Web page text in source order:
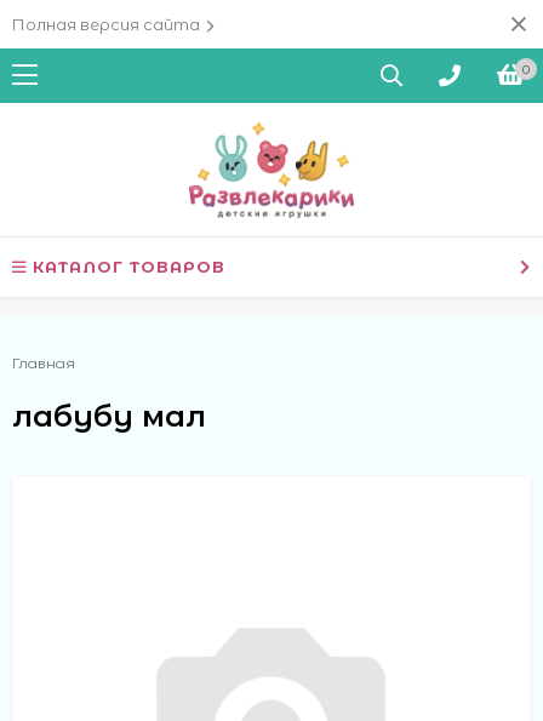
Полная версия сайта
0
КАТАЛОГ ТОВАРОВ
Главная
лабубу мал